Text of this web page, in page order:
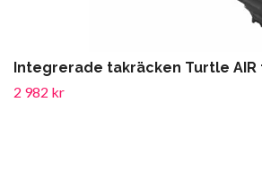
Integrerade takräcken Turtle AIR
2 982 kr